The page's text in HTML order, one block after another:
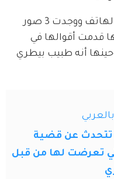
وكشفت زينب أن الشرطة فتحت الهاتف ووجدت 3 صور
قدمت أقوالها في
حينها أنه طبيب بيطري
تتحدث عن قضية
تعرضت لها من قبل